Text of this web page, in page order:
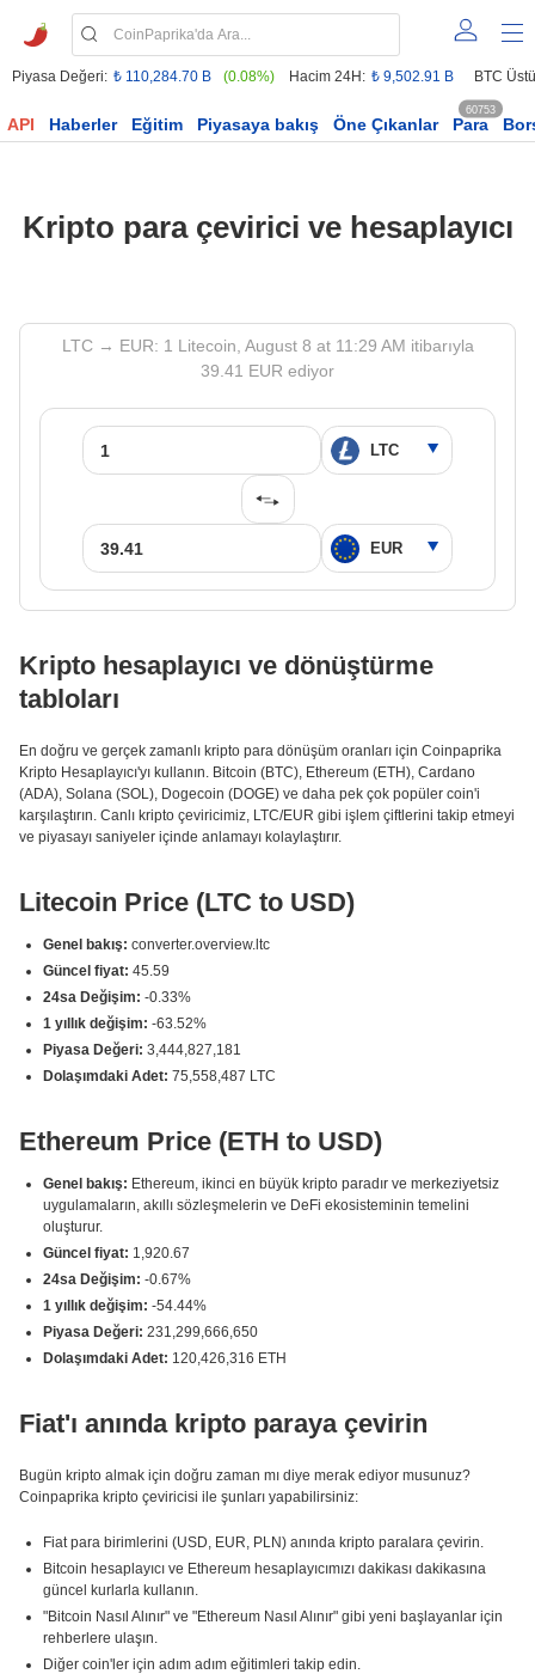
Piyasa Değeri: ₺ 110,284.70 B (0.08%) Hacim 24H: ₺ 9,502.91 B BTC
API Haberler Eğitim Piyasaya bakış Öne Çıkanlar Para
60753
Kripto para çevirici ve hesaplayıcı
LTC → EUR: 1 Litecoin, August 8 at 11:29 AM itibarıyla
39.41 EUR ediyor
Kripto hesaplayıcı ve dönüştürme
tabloları
En doğru ve gerçek zamanlı kripto para dönüşüm oranları için Coinpaprika
Kripto Hesaplayıcı'yı kullanın. Bitcoin (BTC), Ethereum (ETH), Cardano
(ADA), Solana (SOL), Dogecoin (DOGE) ve daha pek çok popüler coin'i
karşılaştırın. Canlı kripto çeviricimiz, LTC/EUR gibi işlem çiftlerini takip etmeyi
ve piyasayı saniyeler içinde anlamayı kolaylaştırır.
Litecoin Price (LTC to USD)
Genel bakış: converter.overview.ltc
Güncel fiyat: 45.59
24sa Değişim: -0.33%
1 yıllık değişim: -63.52%
Piyasa Değeri: 3,444,827,181
Dolaşımdaki Adet: 75,558,487 LTC
Ethereum Price (ETH to USD)
Genel bakış: Ethereum, ikinci en büyük kripto paradır ve merkeziyetsiz
uygulamaların, akıllı sözleşmelerin ve DeFi ekosisteminin temelini
oluşturur.
Güncel fiyat: 1,920.67
24sa Değişim: -0.67%
1 yıllık değişim: -54.44%
Piyasa Değeri: 231,299,666,650
Dolaşımdaki Adet: 120,426,316 ETH
Fiat'ı anında kripto paraya çevirin
Bugün kripto almak için doğru zaman mı diye merak ediyor musunuz?
Coinpaprika kripto çeviricisi ile şunları yapabilirsiniz:
Fiat para birimlerini (USD, EUR, PLN) anında kripto paralara çevirin.
Bitcoin hesaplayıcı ve Ethereum hesaplayıcımızı dakikası dakikasına
güncel kurlarla kullanın.
"Bitcoin Nasıl Alınır" ve "Ethereum Nasıl Alınır" gibi yeni başlayanlar için
rehberlere ulaşın.
Diğer coin'ler için adım adım eğitimleri takip edin.